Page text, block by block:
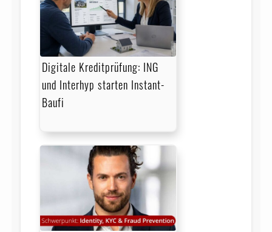
Digitale Kreditprüfung: ING
und Interhyp starten Instant-
Baufi